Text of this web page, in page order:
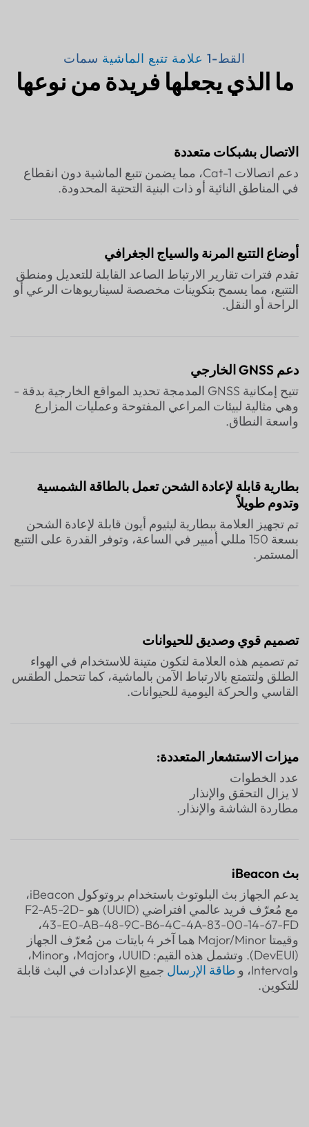
القط-1 علامة تتبع الماشية سمات
ما الذي يجعلها فريدة من نوعها
الاتصال بشبكات متعددة
دعم اتصالات Cat-1، مما يضمن تتبع الماشية دون انقطاع
في المناطق النائية أو ذات البنية التحتية المحدودة.
أوضاع التتبع المرنة والسياج الجغرافي
تقدم فترات تقارير الارتباط الصاعد القابلة للتعديل ومنطق
التتبع، مما يسمح بتكوينات مخصصة لسيناريوهات الرعي أو
الراحة أو النقل.
دعم GNSS الخارجي
تتيح إمكانية GNSS المدمجة تحديد المواقع الخارجية بدقة -
وهي مثالية لبيئات المراعي المفتوحة وعمليات المزارع
واسعة النطاق.
بطارية قابلة لإعادة الشحن تعمل بالطاقة الشمسية
وتدوم طويلاً
تم تجهيز العلامة ببطارية ليثيوم أيون قابلة لإعادة الشحن
بسعة 150 مللي أمبير في الساعة، وتوفر القدرة على التتبع
المستمر.
تصميم قوي وصديق للحيوانات
تم تصميم هذه العلامة لتكون متينة للاستخدام في الهواء
الطلق ولتتمتع بالارتباط الآمن بالماشية، كما تتحمل الطقس
القاسي والحركة اليومية للحيوانات.
ميزات الاستشعار المتعددة:
عدد الخطوات
لا يزال التحقق والإنذار
مطاردة الشاشة والإنذار.
بث iBeacon
يدعم الجهاز بث البلوتوث باستخدام بروتوكول iBeacon،
مع مُعرّف فريد عالمي افتراضي (UUID) هو F2-A5-2D-
43-E0-AB-48-9C-B6-4C-4A-83-00-14-67-FD،
وقيمتا Major/Minor هما آخر 4 بايتات من مُعرّف الجهاز
(DevEUI). وتشمل هذه القيم: UUID، وMajor، وMinor،
وInterval، و
طاقة الإرسال جميع الإعدادات في البث قابلة
للتكوين.